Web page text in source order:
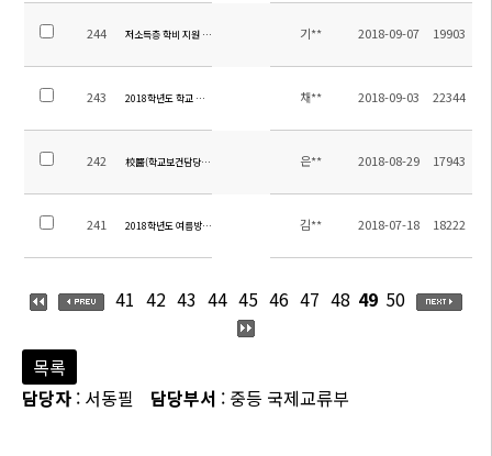
244 저소득층 학비 지원 안내 기** 2018-09-07 19903
243 2018학년도 학교 만족도 조사(학부모 만족도 조사 설문지)
채** 2018-09-03 22344
242 校醫(학교보건담당직) 채용 공고 은** 2018-08-29 17943
241 2018학년도 여름방학 안내 가정통신문 김** 2018-07-18 18222
41 42 43 44 45 46 47 48 49 50
목록
담당자 : 서동필 담당부서 : 중등 국제교류부